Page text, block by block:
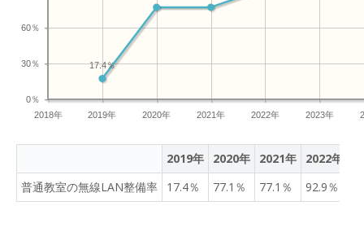
2018年 2019年 2020年 2021年 2022年 2023年
0％
30％
60％
17.4％
2019年 2020年 2021年 2022年
普通教室の無線LAN整備率
17.4％ 77.1％ 77.1％ 92.9％